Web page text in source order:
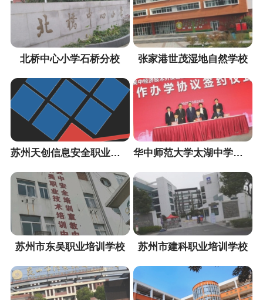
北桥中心小学石桥分校 张家港世茂湿地自然学校
苏州天创信息安全职业培训中心 华中师范大学太湖中学（暂定名）
苏州市东吴职业培训学校 苏州市建科职业培训学校